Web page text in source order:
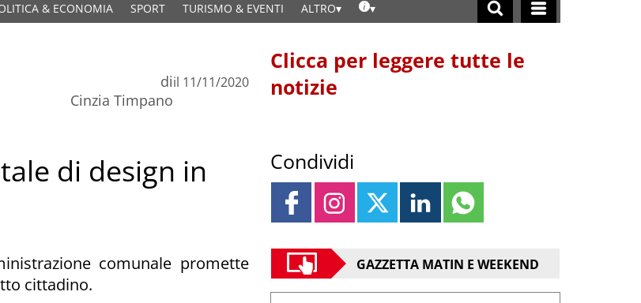
& ECONOMIA SPORT TURISMO & EVENTI ALTRO
di
Cinzia Timpano
il 11/11/2020
di design in
comunale promette
cittadino.
Clicca per leggere tutte le
notizie
Condividi
GAZZETTA MATIN E WEEKEND